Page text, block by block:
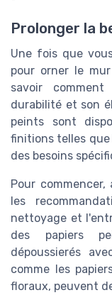
Prolonger la
Une fois que
pour orner le
savoir
durabilité et son
peints sont
finitions telles
des besoins
Pour
les
nettoyage et
des papiers
dépoussierés
comme les
floraux, peuvent